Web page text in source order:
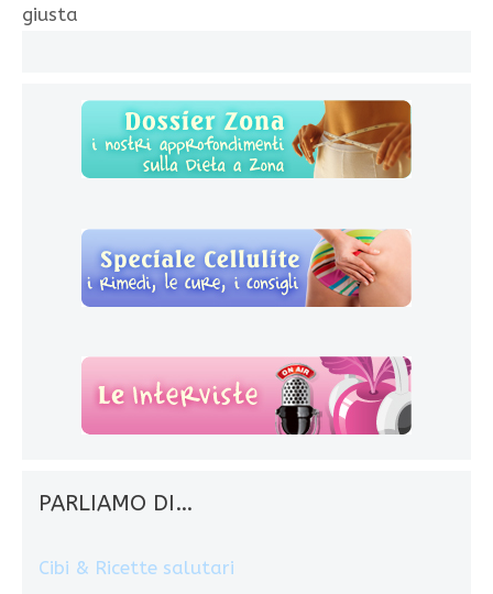
giusta
PARLIAMO DI…
Cibi & Ricette salutari